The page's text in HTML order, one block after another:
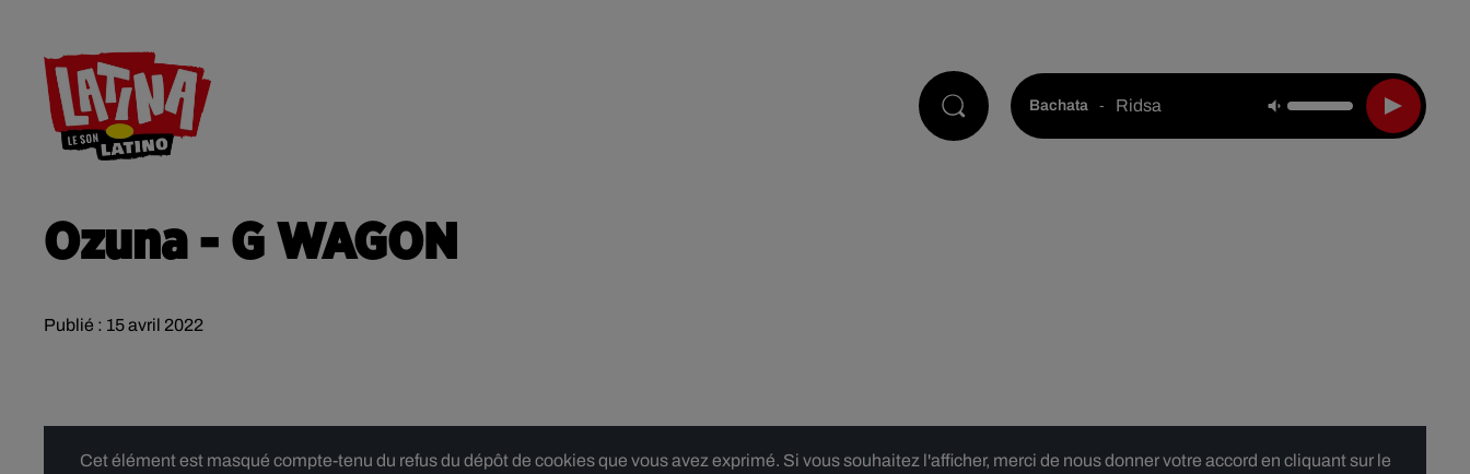
Bachata - Ridsa
Ozuna - G WAGON
Publié : 15 avril 2022
Cet élément est masqué compte-tenu du refus du dépôt de cookies que vous avez exprimé. Si vous souhaitez l'afficher, merci de nous donner votre accord en cliquant sur le